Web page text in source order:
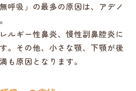
呼吸」の最多の原因は、アデノ
ルギー性鼻炎、慢性副鼻腔炎に
。その他、小さな顎、下顎が後
も原因となります。